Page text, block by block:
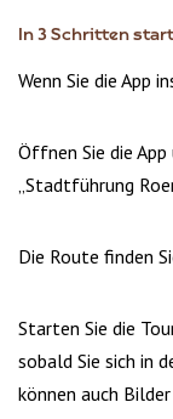
In 3 Schritten
Wenn Sie die App
Öffnen Sie die App
„Stadtführung
Die Route finden
Starten Sie die
sobald Sie sich in
können auch